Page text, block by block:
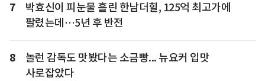
7
박효신이 피눈물 흘린 한남더힐, 125억 최고가에
팔렸는데…5년 후 반전
8
놀런 감독도 맛봤다는 소금빵... 뉴요커 입맛
사로잡았다